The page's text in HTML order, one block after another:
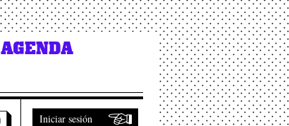
AGENDA
Iniciar sesión